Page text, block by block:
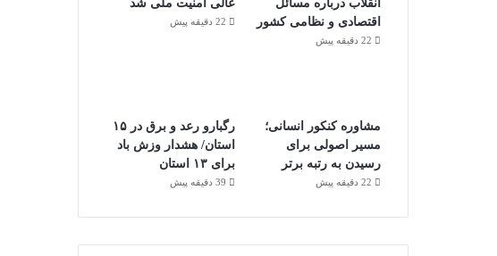
انقلاب درباره مسائل
اقتصادی و نظامی کشور
22 دقیقه پیش
عالی امنیت ملی شد
22 دقیقه پیش
مشاوره کنکور انسانی؛
مسیر اصولی برای
رسیدن به رتبه برتر
22 دقیقه پیش
رگبارو رعد و برق در ۱۵
استان/ هشدار وزش باد
برای ۱۳ استان‌
39 دقیقه پیش